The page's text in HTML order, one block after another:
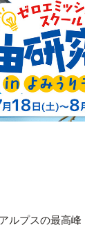
ルプスの最高峰